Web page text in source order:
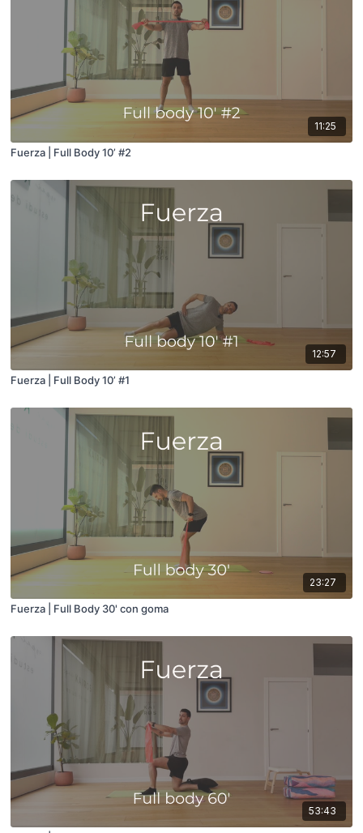
11:25
Fuerza | Full Body 10’ #2
12:57
Fuerza | Full Body 10’ #1
23:27
Fuerza | Full Body 30' con goma
53:43